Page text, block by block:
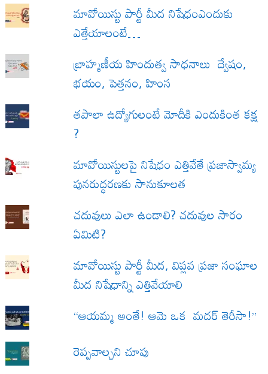
మావోయిస్టు పార్టీ మీద నిషేధంఎందుకు
ఎత్తేయాలంటే…
బ్రాహ్మణీయ హిందుత్వ సాధనాలు ద్వేషం,
భయం, పెత్తనం, హింస
త‌పాలా ఉద్యోగులంటే మోదీకి ఎందుకింత కక్ష
?
మావోయిస్టులపై నిషేధం ఎత్తివేతే ప్రజాస్వామ్య
పునరుద్ధరణకు సానుకూలత
చదువులు ఎలా ఉండాలి? చదువుల సారం
ఏమిటి?
మావోయిస్టు పార్టీ మీద, విప్లవ ప్రజా సంఘాల
మీద నిషేధాన్ని ఎత్తివేయాలి
“ఆయమ్మ అంతే! ఆమె ఒక మదర్ తెరీసా!”
రెప్పవాల్చని చూపు